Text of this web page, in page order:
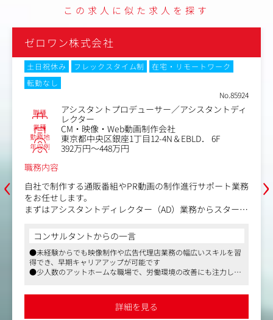
わるシステム・設備の設計・構築、保守・運用管理
・スタジオサブ運用に関する技術業務の管理：社内スタジ
オサブの運用に関する技術業務や番組制作の品質管理
・スタジオサブオペレーション、社外制作受託窓口業務、
フのマネジメント、制作受託の窓口対応など
※変更の範囲：会社の定める業務
この求人に似た求人を探す
‹
ゼロワン株式会社
土日祝休み フレックスタイム制
在宅・リモートワーク
転勤なし
No.85924
職種
アシスタントプロデューサー／アシスタントディ
レクター
業種 CM・映像・Web動画制作会社
勤務地 東京都中央区銀座1丁目12-4N＆EBLD． 6F
年収例
392万円～448万円
職務内容
自社で制作する通販番組やPR動画の制作進行サポート業務
をお任せします。
まずはアシスタントディレクター（AD）業務からスタート
レクターへのステップアップを目指していただきます。
【具体的な業務内容】
・番組制作におけるリサーチ業務
・撮影スケジュールの調整、進行管理
・クライアントとの折衝、打ち合わせ同行
コンサルタントからの一言
●未経験からでも映像制作や広告代理店業務の幅広いスキルを習
得でき、早期キャリアアップが可能です
●少人数のアットホームな職場で、労働環境の改善にも注力して
社にはないユニークな経験が積めます
詳細を見る
›